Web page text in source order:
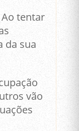
Ao tentar
da sua
vão